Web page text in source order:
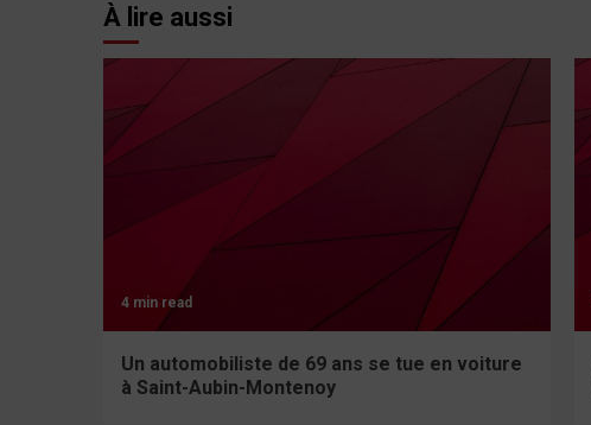
À lire aussi
4 min read
Un automobiliste de 69 ans se tue en voiture
à Saint-Aubin-Montenoy